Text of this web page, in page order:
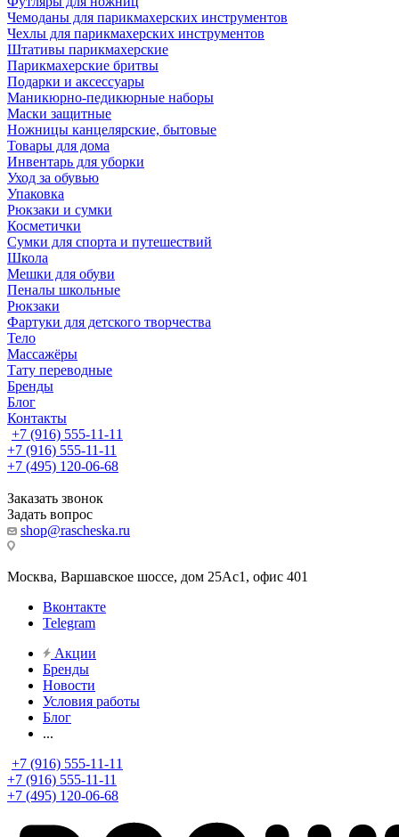
Чемоданы для парикмахерских инструментов
Чехлы для парикмахерских инструментов
Штативы парикмахерские
Парикмахерские бритвы
Подарки и аксессуары
Маникюрно-педикюрные наборы
Маски защитные
Ножницы канцелярские, бытовые
Товары для дома
Инвентарь для уборки
Уход за обувью
Упаковка
Рюкзаки и сумки
Косметички
Сумки для спорта и путешествий
Школа
Мешки для обуви
Пеналы школьные
Рюкзаки
Фартуки для детского творчества
Тело
Массажёры
Тату переводные
Бренды
Блог
Контакты
+7 (916) 555-11-11
+7 (916) 555-11-11
+7 (495) 120-06-68
Заказать звонок
Задать вопрос
shop@rascheska.ru
Москва, Варшавское шоссе, дом 25Аc1, офис 401
Вконтакте
Telegram
Акции
Бренды
Новости
Условия работы
Блог
...
+7 (916) 555-11-11
+7 (916) 555-11-11
+7 (495) 120-06-68